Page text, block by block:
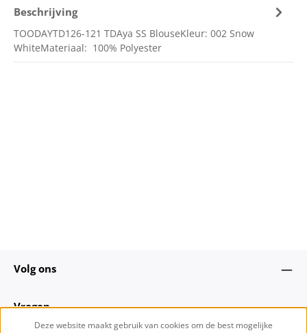
Beschrijving
TOODAYTD126-121 TDAya SS BlouseKleur: 002 Snow
WhiteMateriaal: 100% Polyester
Volg ons
Vragen
Deze website maakt gebruik van cookies om de best mogelijke